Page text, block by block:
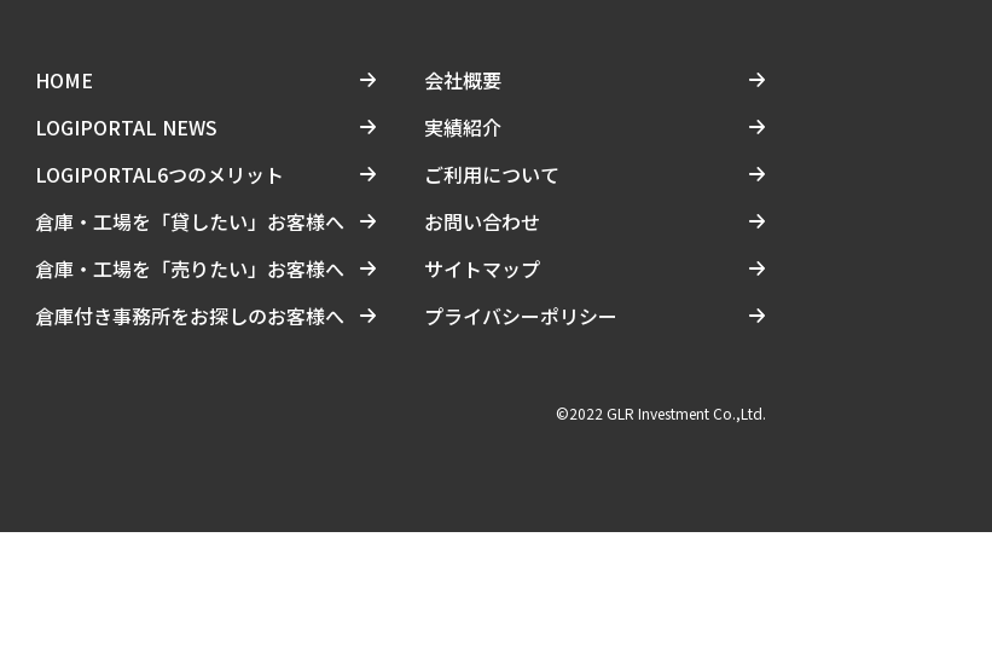
HOME
LOGIPORTAL NEWS
LOGIPORTAL6つのメリット
倉庫・工場を「貸したい」お客様へ
倉庫・工場を「売りたい」お客様へ
倉庫付き事務所をお探しのお客様へ
会社概要
実績紹介
ご利用について
お問い合わせ
サイトマップ
プライバシーポリシー
©2022 GLR Investment Co.,Ltd.